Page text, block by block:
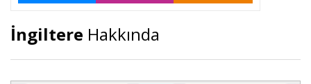
İngiltere Hakkında